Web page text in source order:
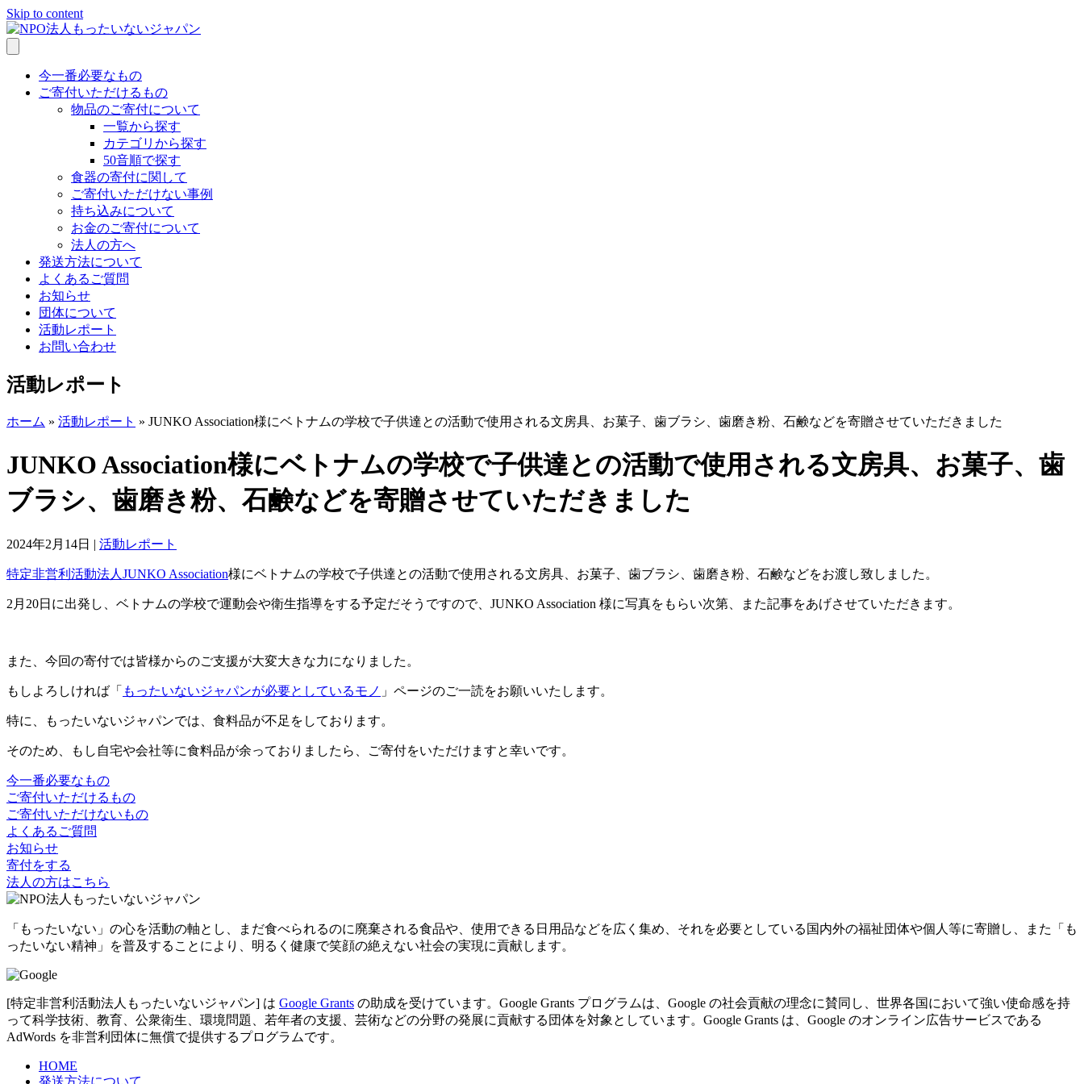
Skip to content
今一番必要なもの
ご寄付いただけるもの
物品のご寄付について
一覧から探す
カテゴリから探す
50音順で探す
食器の寄付に関して
ご寄付いただけない事例
持ち込みについて
お金のご寄付について
法人の方へ
発送方法について
よくあるご質問
お知らせ
団体について
活動レポート
お問い合わせ
活動レポート
ホーム » 活動レポート » JUNKO Association様にベトナムの学校で子供達との活動で使用される文房具、お菓子、歯ブラシ、歯磨き粉、石鹸などを寄贈させていただきました
JUNKO Association様にベトナムの学校で子供達との活動で使用される文房具、お菓子、歯
ブラシ、歯磨き粉、石鹸などを寄贈させていただきました
2024年2月14日 | 活動レポート
特定非営利活動法人JUNKO Association様にベトナムの学校で子供達との活動で使用される文房具、お菓子、歯ブラシ、歯磨き粉、石鹸などをお渡し致しました。
2月20日に出発し、ベトナムの学校で運動会や衛生指導をする予定だそうですので、JUNKO Association 様に写真をもらい次第、また記事をあげさせていただきます。
また、今回の寄付では皆様からのご支援が大変大きな力になりました。
もしよろしければ「 もったいないジャパンが必要としているモノ 」ページのご一読をお願いいたします。
特に、もったいないジャパンでは、食料品が不足をしております。
そのため、もし自宅や会社等に食料品が余っておりましたら、ご寄付をいただけますと幸いです。
今一番必要なもの
ご寄付いただけるもの
ご寄付いただけないもの
よくあるご質問
お知らせ
寄付をする
法人の方はこちら
「もったいない」の心を活動の軸とし、まだ食べられるのに廃棄される食品や、使用できる日用品などを広く集め、それを必要としている国内外の福祉団体や個人等に寄贈し、また「も
ったいない精神」を普及することにより、明るく健康で笑顔の絶えない社会の実現に貢献します。
[特定非営利活動法人もったいないジャパン] は Google Grants の助成を受けています。Google Grants プログラムは、Google の社会貢献の理念に賛同し、世界各国において強い使命感を持
って科学技術、教育、公衆衛生、環境問題、若年者の支援、芸術などの分野の発展に貢献する団体を対象としています。Google Grants は、Google のオンライン広告サービスである
AdWords を非営利団体に無償で提供するプログラムです。
HOME
発送方法について